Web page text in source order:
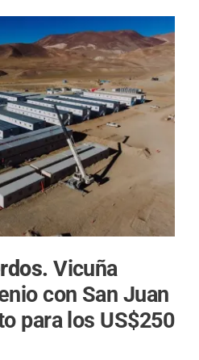
Vicuña
con San Juan
para los US$250